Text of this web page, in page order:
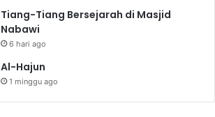
Tiang-Tiang Bersejarah di Masjid
Nabawi
6 hari ago
Al-Hajun
1 minggu ago